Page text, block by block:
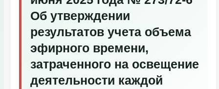
Об утверждении
результатов учета объема
эфирного времени,
затраченного на освещение
деятельности каждой